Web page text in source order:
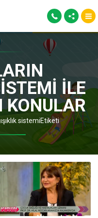
ILE
KONULAR
sistemiEtiketi